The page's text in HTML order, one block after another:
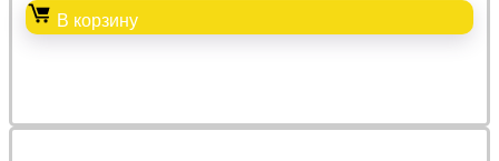
В корзину